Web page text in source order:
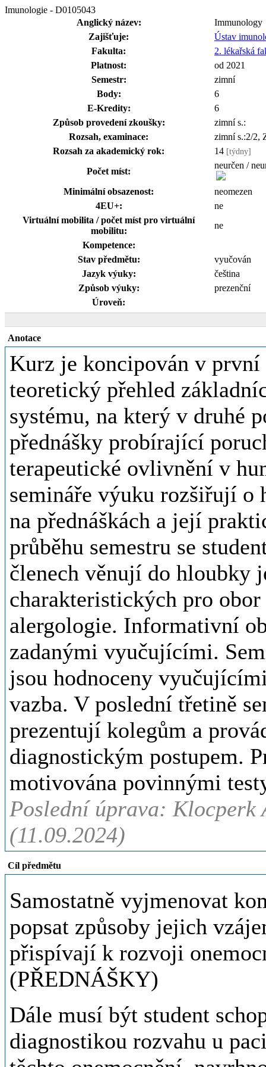
Imunologie - D0105043
Anglický název:
Immunology
Zajišťuje:
Ústav
Fakulta:
2. lékařská
Platnost:
od 2021
Semestr:
zimní
Body:
6
E-Kredity:
6
Způsob provedení zkoušky:
zimní s.:
Rozsah, examinace:
zimní s.:2/2,
Rozsah za akademický rok:
14 [týdny]
Počet míst:
neurčen /
Minimální obsazenost:
neomezen
4EU+:
ne
Virtuální mobilita / počet míst pro virtuální
mobilitu:
ne
Kompetence:
Stav předmětu:
vyučován
Jazyk výuky:
čeština
Způsob výuky:
prezenční
Úroveň:
Anotace
Kurz je koncipován v
teoretický přehled
systému, na který v druhé
přednášky probírající
terapeutické ovlivnění v
semináře výuku rozšiřují o
na přednáškách a její
průběhu semestru se
členech věnují do hloubky
charakteristických pro
alergologie. Informativní
zadanými vyučujícími.
jsou hodnoceny
vazba. V poslední třetině
prezentují kolegům a
diagnostickým postupem.
motivována povinnými
Poslední úprava: Klocperk
(11.09.2024)
Cíl předmětu
Samostatně vyjmenovat
popsat způsoby jejich
přispívají k rozvoji
(PŘEDNÁŠKY)
Dále musí být student
diagnostikou rozvahu u